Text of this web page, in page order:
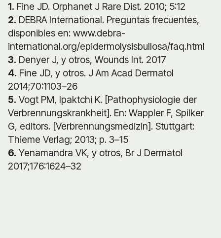
1. Fine JD. Orphanet J Rare Dist. 2010; 5:12
2. DEBRA International. Preguntas frecuentes,
disponibles en: www.debra-
international.org/epidermolysisbullosa/faq.html
3. Denyer J, y otros, Wounds Int. 2017
4. Fine JD, y otros. J Am Acad Dermatol
2014;70:1103–26
5. Vogt PM, Ipaktchi K. [Pathophysiologie der
Verbrennungskrankheit]. En: Wappler F, Spilker
G, editors. [Verbrennungsmedizin]. Stuttgart:
Thieme Verlag; 2013; p. 3–15
6. Yenamandra VK, y otros, Br J Dermatol
2017;176:1624–32